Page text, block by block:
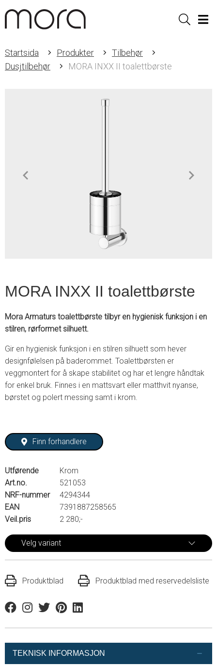
Sök
Startsida Produkter
Tilbehør
Dusjtilbehør
MORA INXX II toalettbørste
MORA INXX II toalettbørste
Mora Armaturs toalettbørste tilbyr en hygienisk funksjon i en
stilren, rørformet silhuett.
Gir en hygienisk funksjon i en stilren silhuett som hever
designfølelsen på baderommet. Toalettbørsten er
veggmontert for å skape stabilitet og har et lengre håndtak
for enkel bruk. Finnes i en mattsvart eller matthvit nyanse,
børstet og polert messing samt i krom.
Finn forhandlere
Utførende
Krom
Art.no.
521053
NRF-nummer
4294344
EAN
7391887258565
Veil.pris
2 280;-
Velg variant
Produktblad Produktblad med reservedelsliste
FacebookInstagram
TwitterPinterestLinkedin
TEKNISK INFORMASJON